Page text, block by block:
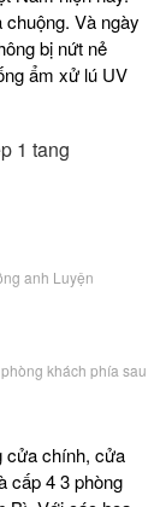
Và ngày
bị nứt nẻ
ẩm xử lú UV
anh Luyện
khách phía sau
cửa chính, cửa
cấp 4 3 phòng